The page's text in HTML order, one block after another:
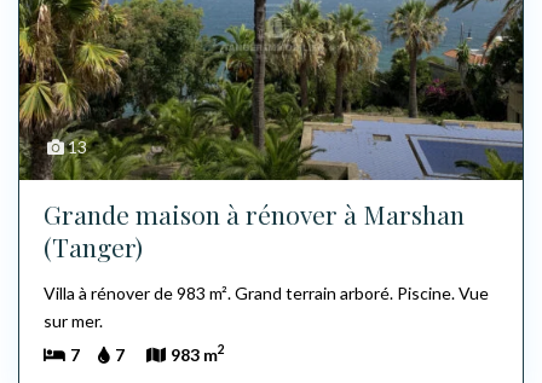
13
Grande maison à rénover à Marshan
(Tanger)
Villa à rénover de 983 m². Grand terrain arboré. Piscine. Vue
sur mer.
7
7 983 m2